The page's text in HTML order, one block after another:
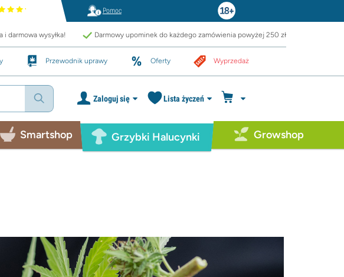
Pomoc
i darmowa wysyłka! Darmowy upominek do każdego zamówienia powyżej 250 zł
Przewodnik uprawy Oferty Wyprzedaż
Zaloguj się Lista życzeń
Smartshop Grzybki Halucynki Growshop